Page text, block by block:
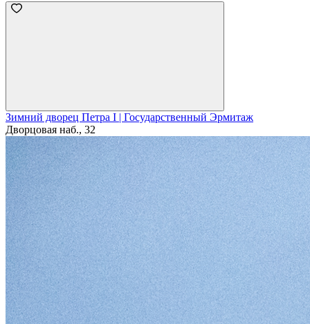
Зимний дворец Петра I | Государственный Эрмитаж
Дворцовая наб., 32